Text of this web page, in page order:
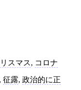
スマス, コロナ
征露, 政治的に正